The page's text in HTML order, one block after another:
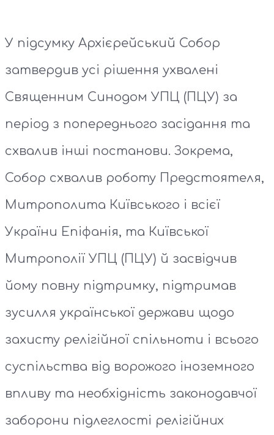
У підсумку Архієрейський Собор
затвердив усі рішення ухвалені
Священним Синодом УПЦ (ПЦУ) за
період з попереднього засідання та
схвалив інші постанови. Зокрема,
Собор схвалив роботу Предстоятеля,
Митрополита Київського і всієї
України Епіфанія, та Київської
Митрополії УПЦ (ПЦУ) й засвідчив
йому повну підтримку, підтримав
зусилля української держави щодо
захисту релігійної спільноти і всього
суспільства від ворожого іноземного
впливу та необхідність законодавчої
заборони підлеглості релігійних